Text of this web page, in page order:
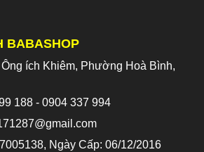
BABASHOP
ích Khiêm, Phường Hoà Bình,
188 - 0904 337 994
Ngày Cấp: 06/12/2016